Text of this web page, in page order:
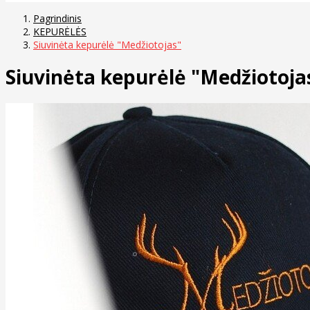
Pagrindinis
KEPURĖLĖS
Siuvinėta kepurėlė "Medžiotojas"
Siuvinėta kepurėlė